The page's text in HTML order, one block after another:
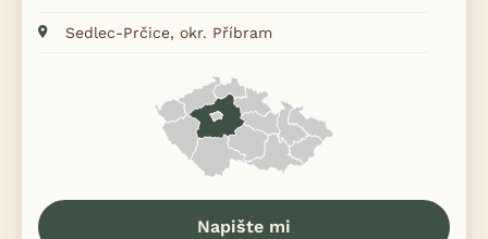
Sedlec-Prčice, okr. Příbram
Napište mi